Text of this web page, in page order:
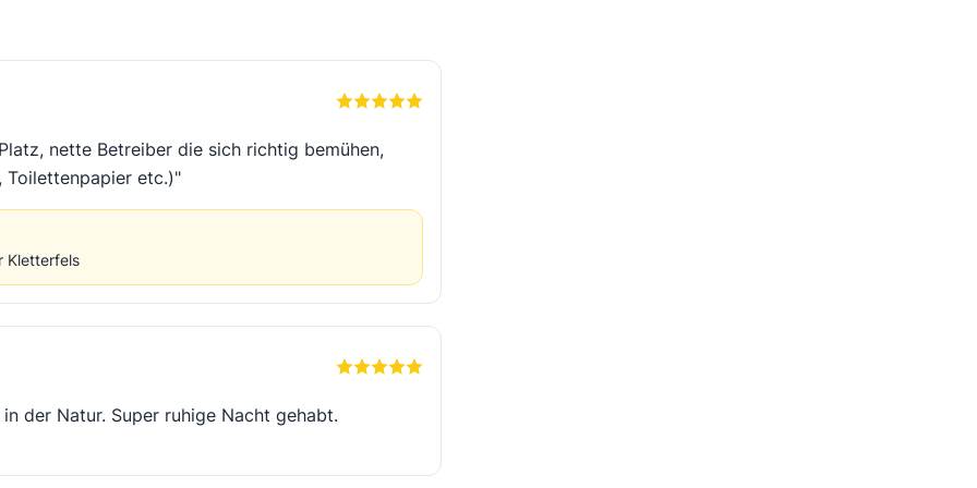
nette Betreiber die sich richtig bemühen,
Toilettenpapier etc.)"
Kletterfels
der Natur. Super ruhige Nacht gehabt.